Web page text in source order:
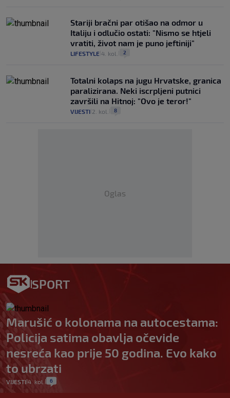
Stariji bračni par otišao na odmor u
Italiju i odlučio ostati: "Nismo se htjeli
vratiti, život nam je puno jeftiniji"
LIFESTYLE 4. kol. 2
Totalni kolaps na jugu Hrvatske, granica
paralizirana. Neki iscrpljeni putnici
završili na Hitnoj: "Ovo je teror!"
VIJESTI 2. kol. 8
Oglas
SPORT
Marušić o kolonama na autocestama:
Policija satima obavlja očevide
nesreća kao prije 50 godina. Evo kako
to ubrzati
VIJESTI 4. kol. 6